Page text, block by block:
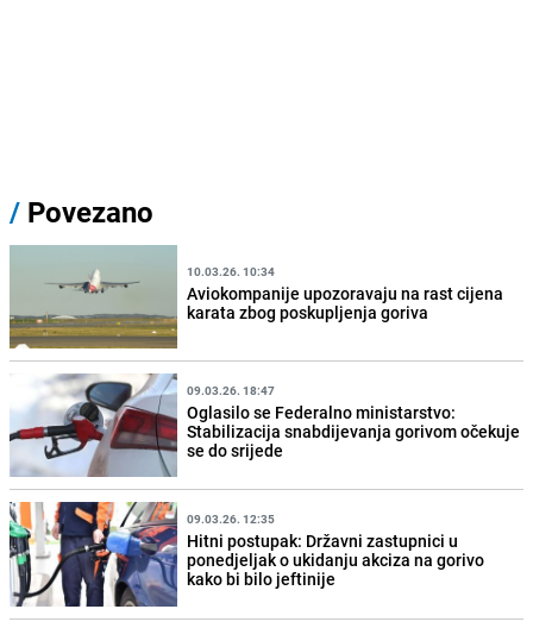
/ Povezano
10.03.26. 10:34
Aviokompanije upozoravaju na rast cijena
karata zbog poskupljenja goriva
09.03.26. 18:47
Oglasilo se Federalno ministarstvo:
Stabilizacija snabdijevanja gorivom očekuje
se do srijede
09.03.26. 12:35
Hitni postupak: Državni zastupnici u
ponedjeljak o ukidanju akciza na gorivo
kako bi bilo jeftinije